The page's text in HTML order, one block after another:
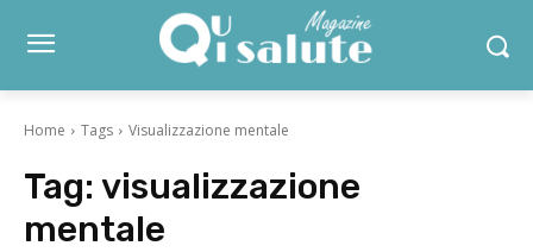
Home Tags Visualizzazione mentale
Tag: visualizzazione
mentale